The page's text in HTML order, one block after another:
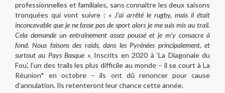
professionnelles et familiales, sans connaître les deux saisons
tronquées qui vont suivre : « J’ai arrêté le rugby, mais il était
inconcevable que je ne fasse pas de sport alors je me suis mis au trail.
Cela demande un entraînement assez poussé et je m’y consacre à
fond. Nous faisons des raids, dans les Pyrénées principalement, et
surtout au Pays Basque ». Inscrits en 2020 à ‘La Diagonale du
Fou’, l’un des trails les plus difficile au monde – il se court à La
Réunion* en octobre – ils ont dû renoncer pour cause
d’annulation. Ils retenteront leur chance cette année.